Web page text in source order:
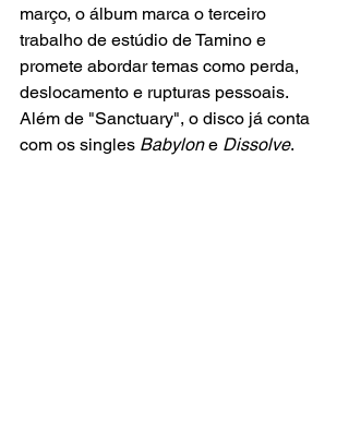
março, o álbum marca o terceiro
trabalho de estúdio de Tamino e
promete abordar temas como perda,
deslocamento e rupturas pessoais.
Além de "Sanctuary", o disco já conta
com os singles Babylon e Dissolve.